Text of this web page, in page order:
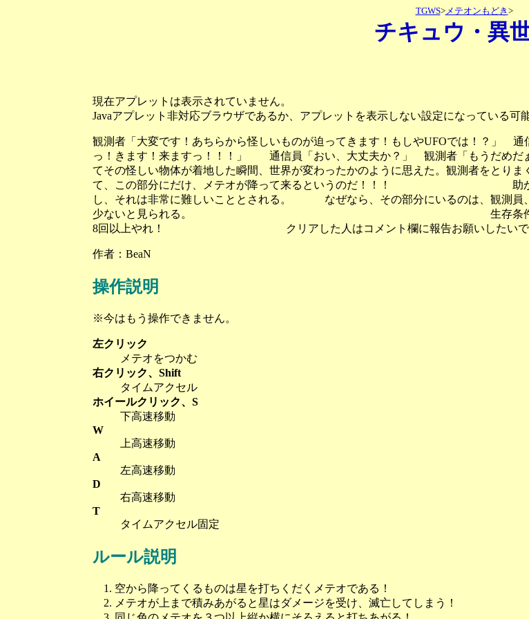
TGWS>メテオンもどき >
チキュウ・異
現在アプレットは表示されていません。
Javaアプレット非対応ブラウザであるか、アプレットを表示しない設定になっている可
観測者「大変です！あちらから怪しいものが迫ってきます！もしやUFOでは！？」
っ！きます！来ますっ！！！」 通信員「おい、大丈夫か？」 観測者
てその怪しい物体が着地した瞬間、世界が変わったかのように思えた。観測者をとり
て、この部分にだけ、メテオが降って来るというのだ！！！ 助か
し、それは非常に難しいこととされる。 なぜなら、その部分にいるのは、観測員
少ないと見られる。 生存条件：5分間生き残れ
8回以上やれ！ クリアした人はコメント欄に報告お
作者：BeaN
操作説明
※今はもう操作できません。
左クリック
メテオをつかむ
右クリック、Shift
タイムアクセル
ホイールクリック、S
下高速移動
W
上高速移動
A
左高速移動
D
右高速移動
T
タイムアクセル固定
ルール説明
空から降ってくるものは星を打ちくだくメテオである！
メテオが上まで積みあがると星はダメージを受け、滅亡してしまう！